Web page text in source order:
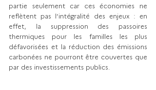
partie seulement car ces économies ne
reflètent pas l’intégralité des enjeux : en
effet, la suppression des passoires
thermiques pour les familles les plus
défavorisées et la réduction des émissions
carbonées ne pourront être couvertes que
par des investissements publics.